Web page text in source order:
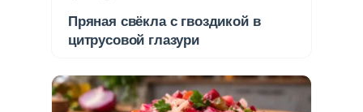
Пряная свёкла с гвоздикой в
цитрусовой глазури